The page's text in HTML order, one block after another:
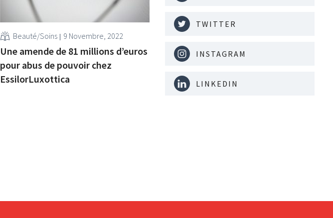
Beauté/Soins 9 Novembre, 2022
Une amende de 81 millions d’euros
pour abus de pouvoir chez
EssilorLuxottica
TWITTER
INSTAGRAM
LINKEDIN